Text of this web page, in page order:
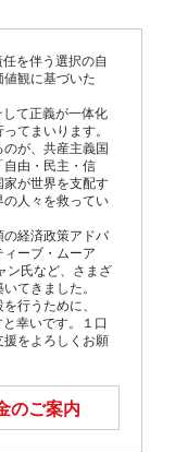
を伴う選択の自
観に基づいた
て正義が一体化
てまいります。
が、共産主義国
由・民主・信
が世界を支配す
人々を救ってい
の経済政策アドバ
ーブ・ムーア
ン氏など、さまざ
てきました。
行うために、
幸いです。１口
援をよろしくお願
のご案内